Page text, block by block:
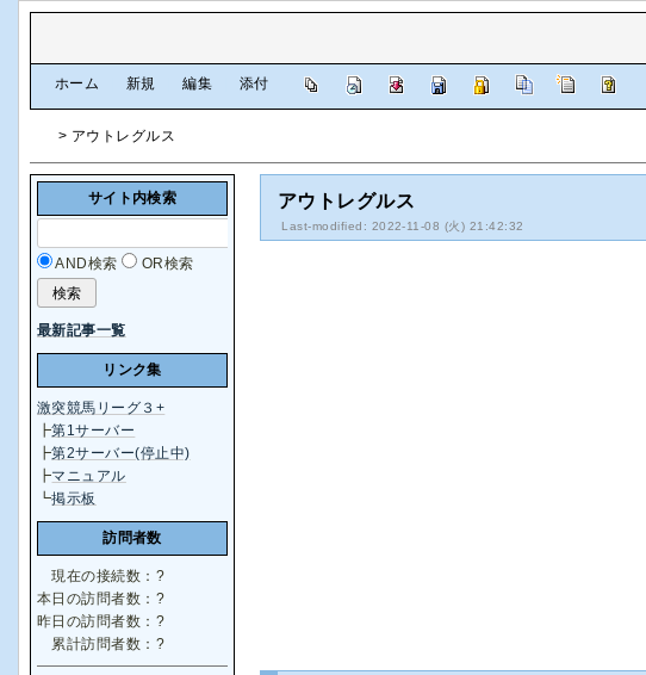
ホーム 新規 編集 添付
> アウトレグルス
アウトレグルス
Last-modified: 2022-11-08 (火) 21:42:32
サイト内検索
AND検索 OR検索
最新記事一覧
リンク集
激突競馬リーグ３+
┣第1サーバー
┣第2サーバー(停止中)
┣マニュアル
┗掲示板
訪問者数
現在の接続数： ?
本日の訪問者数： ?
昨日の訪問者数： ?
累計訪問者数： ?